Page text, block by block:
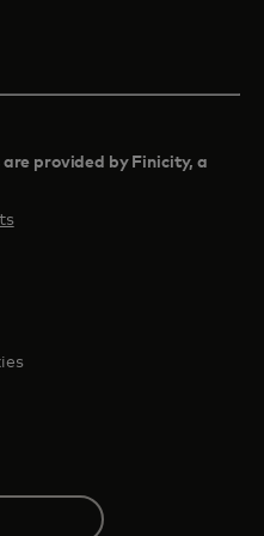
in a new tab
provided by Finicity, a